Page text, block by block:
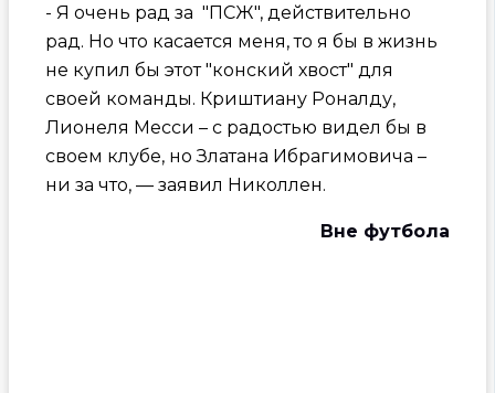
- Я очень рад за "ПСЖ", действительно
рад. Но что касается меня, то я бы в жизнь
не купил бы этот "конский хвост" для
своей команды. Криштиану Роналду,
Лионеля Месси – с радостью видел бы в
своем клубе, но Златана Ибрагимовича –
ни за что, — заявил Николлен.
Вне футбола